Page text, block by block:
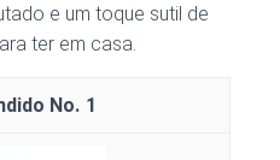
e um toque sutil de
ter em casa.
1